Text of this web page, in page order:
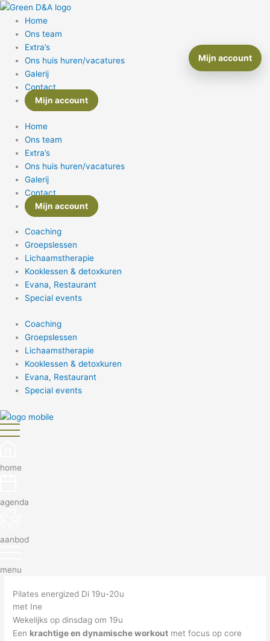
Ga
naar
inhoud
Home
Ons team
Extra’s
Ons huis huren/vacatures
Galerij
Contact
Mijn account
Home
Ons team
Extra’s
Ons huis huren/vacatures
Galerij
Contact
Mijn account
Coaching
Groepslessen
Lichaamstherapie
Kooklessen & detoxkuren
Evana, Restaurant
Special events
Coaching
Groepslessen
Lichaamstherapie
Kooklessen & detoxkuren
Evana, Restaurant
Special events
home
agenda
aanbod
menu
Pilates energized Di 19u-20u
met Ine
Wekelijks op dinsdag om 19u
Een krachtige en dynamische workout met focus op core
Mijn account